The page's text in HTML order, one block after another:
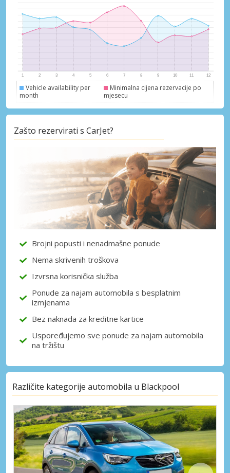
Posebni popusti
Pristupite ekskluzivnim ponudama naših
dobavljača
Prijava putem eLinka
Vehicle availability per
month
Minimalna cijena rezervacije po
mjesecu
Zašto rezervirati s CarJet?
Brojni popusti i nenadmašne ponude
Nema skrivenih troškova
Izvrsna korisnička služba
Ponude za najam automobila s besplatnim
izmjenama
Bez naknada za kreditne kartice
Uspoređujemo sve ponude za najam automobila
na tržištu
Različite kategorije automobila u Blackpool